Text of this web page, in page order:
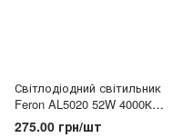
Світлодіодний світильник
Feron AL5020 52W 4000К
(термоплівка)
275.00 грн/шт